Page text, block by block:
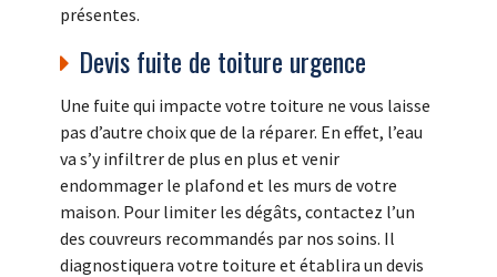
présentes.
Devis fuite de toiture urgence
Une fuite qui impacte votre toiture ne vous laisse
pas d’autre choix que de la réparer. En effet, l’eau
va s’y infiltrer de plus en plus et venir
endommager le plafond et les murs de votre
maison. Pour limiter les dégâts, contactez l’un
des couvreurs recommandés par nos soins. Il
diagnostiquera votre toiture et établira un devis